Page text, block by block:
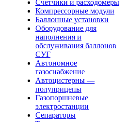
Счетчики и расходомеры
Компрессорные модули
Баллонные установки
Оборудование для
наполнения и
обслуживания баллонов
СУГ
Автономное
газоснабжение
Автоцистерны —
полуприцепы
Газопоршневые
электростанции
Сепараторы